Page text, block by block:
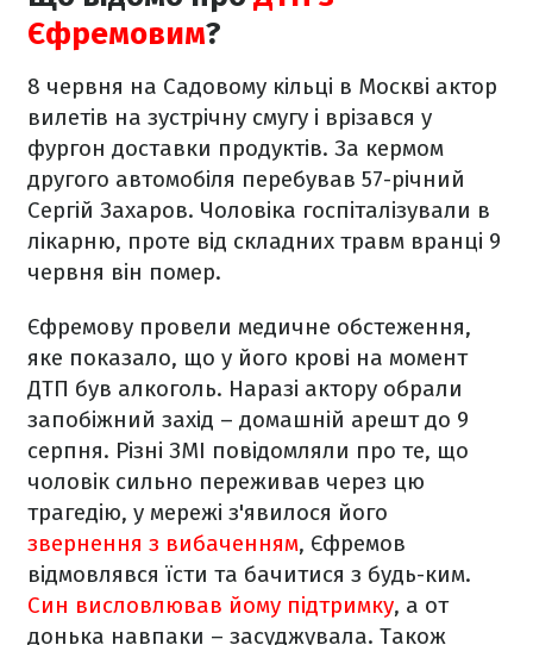
Єфремовим?
8 червня на Садовому кільці в Москві актор
вилетів на зустрічну смугу і врізався у
фургон доставки продуктів. За кермом
другого автомобіля перебував 57-річний
Сергій Захаров. Чоловіка госпіталізували в
лікарню, проте від складних травм вранці 9
червня він помер.
Єфремову провели медичне обстеження,
яке показало, що у його крові на момент
ДТП був алкоголь. Наразі актору обрали
запобіжний захід – домашній арешт до 9
серпня. Різні ЗМІ повідомляли про те, що
чоловік сильно переживав через цю
трагедію, у мережі з'явилося його
звернення з вибаченням, Єфремов
відмовлявся їсти та бачитися з будь-ким.
Син висловлював йому підтримку, а от
донька навпаки – засуджувала. Також